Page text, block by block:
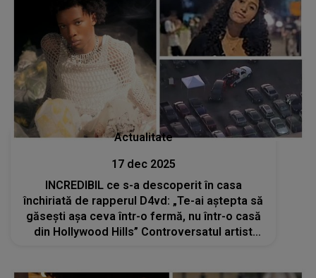
Actualitate
17 dec 2025
INCREDIBIL ce s-a descoperit în casa
închiriată de rapperul D4vd: „Te-ai aștepta să
găsești așa ceva într-o fermă, nu într-o casă
din Hollywood Hills” Controversatul artist